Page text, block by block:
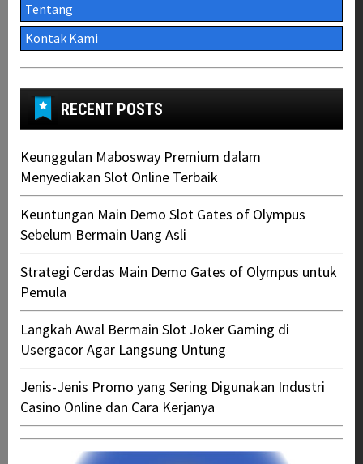
Tentang
Kontak Kami
RECENT POSTS
Keunggulan Mabosway Premium dalam
Menyediakan Slot Online Terbaik
Keuntungan Main Demo Slot Gates of Olympus
Sebelum Bermain Uang Asli
Strategi Cerdas Main Demo Gates of Olympus untuk
Pemula
Langkah Awal Bermain Slot Joker Gaming di
Usergacor Agar Langsung Untung
Jenis-Jenis Promo yang Sering Digunakan Industri
Casino Online dan Cara Kerjanya